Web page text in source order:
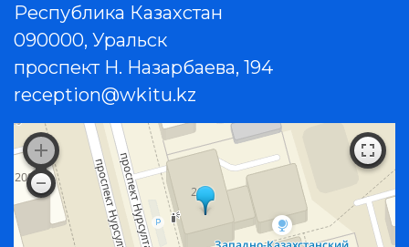
Республика Казахстан
090000, Уральск
проспект Н. Назарбаева, 194
reception@wkitu.kz